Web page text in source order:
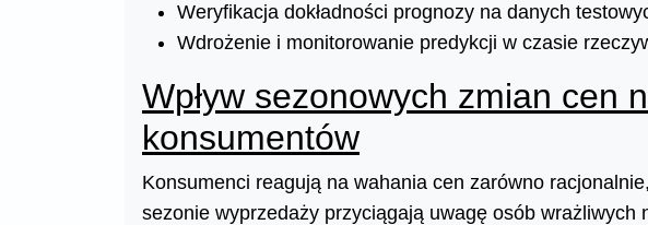
Weryfikacja dokładności prognozy na danych
Wdrożenie i monitorowanie predykcji w czasie
Wpływ sezonowych zmian cen
konsumentów
Konsumenci reagują na wahania cen zarówno
sezonie wyprzedaży przyciągają uwagę osób wrażliwych